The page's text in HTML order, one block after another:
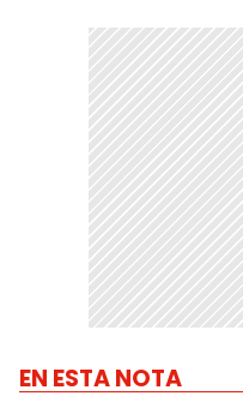
EN ESTA NOTA